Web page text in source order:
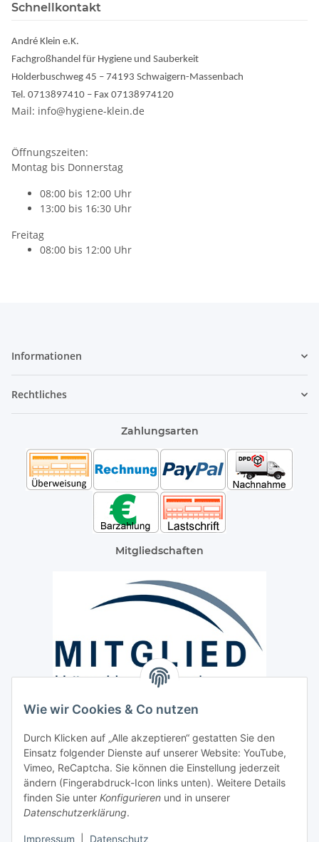
Wie wir Cookies & Co nutzen
Durch Klicken auf „Alle akzeptieren“ gestatten Sie den
Einsatz folgender Dienste auf unserer Website: YouTube,
Vimeo, ReCaptcha. Sie können die Einstellung jederzeit
ändern (Fingerabdruck-Icon links unten). Weitere Details
finden Sie unter Konfigurieren und in unserer
Datenschutzerklärung.
Impressum Datenschutz
Schnellkontakt
André Klein e.K.
Fachgroßhandel für Hygiene und Sauberkeit
Holderbuschweg 45 – 74193 Schwaigern-Massenbach
Tel. 0713897410 – Fax 07138974120
Mail: info@hygiene-klein.de
Öffnungszeiten:
Montag bis Donnerstag
08:00 bis 12:00 Uhr
13:00 bis 16:30 Uhr
Freitag
08:00 bis 12:00 Uhr
Informationen
Rechtliches
Zahlungsarten
Mitgliedschaften
Paketdienst und Spedition
Regionaler Lieferservice im Umkreis von ca. 60 Km
Sicherheit